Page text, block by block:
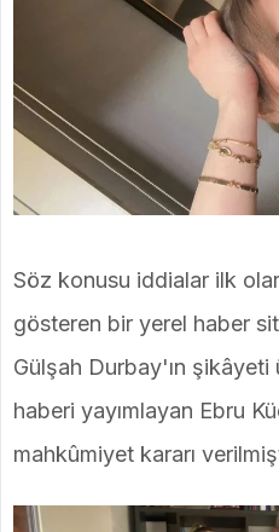
Söz konusu iddialar ilk
gösteren bir yerel haber
Gülşah Durbay'ın şikâyeti
haberi yayımlayan Ebru
mahkûmiyet kararı